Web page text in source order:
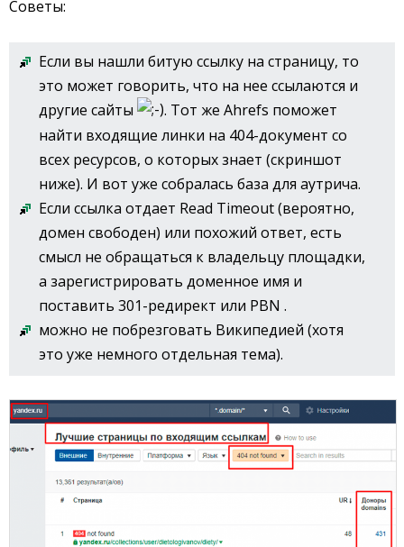
Советы:
Если вы нашли битую ссылку на страницу, то
это может говорить, что на нее ссылаются и
другие сайты
. Тот же Ahrefs поможет
найти входящие линки на 404-документ со
всех ресурсов, о которых знает (скриншот
ниже). И вот уже собралась база для аутрича.
Если ссылка отдает Read Timeout (вероятно,
домен свободен) или похожий ответ, есть
смысл не обращаться к владельцу площадки,
а зарегистрировать доменное имя и
поставить 301-редирект или PBN .
можно не побрезговать Википедией (хотя
это уже немного отдельная тема).